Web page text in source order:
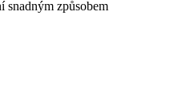
snadným způsobem